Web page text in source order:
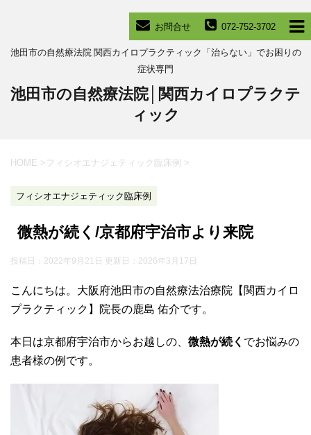
072-752-3702
お問合せ
池田市の自然療法院 関西カイロプラクティック「治らない」でお困りの
症状専門
池田市の自然療法院│関西カイロプラクテ
ィック
HOME > フィシオエナジェティック臨床例 >
フィシオエナジェティック臨床例
微熱が続く/京都府宇治市より来院
投稿日：2022年9月21日 更新日： 2026年3月17日
こんにちは。大阪府池田市の自然療法治療院【関西カイロ
プラクティック】院長の鹿島 佑介です。
本日は京都府宇治市からお越しの、 微熱が続く でお悩みの
患者様の例です。